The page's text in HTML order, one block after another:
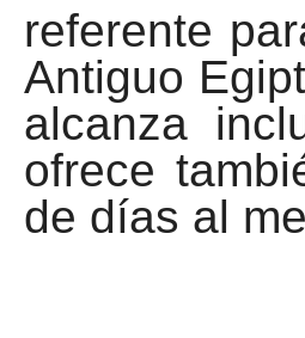
referente
Antiguo
alcanza
ofrece
de días al